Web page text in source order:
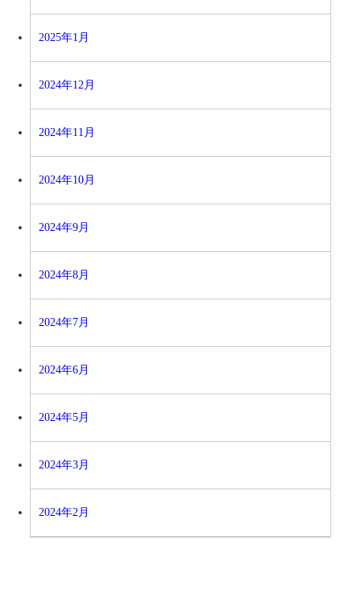
2025年1月
2024年12月
2024年11月
2024年10月
2024年9月
2024年8月
2024年7月
2024年6月
2024年5月
2024年3月
2024年2月